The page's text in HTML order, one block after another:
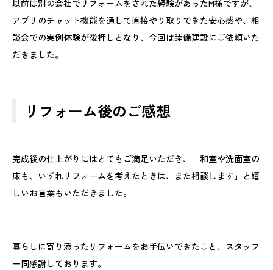
以前は別の会社でリフォームをされた経験があったM様ですが、
アプリのチャット機能を通して直接やり取りできた安心感や、相
談会での実例体験が後押しとなり、今回は睦備建設にご依頼いた
だきました。
リフォーム後のご感想
完成後の仕上がりにはとてもご満足いただき、「和室や洗面室の
床も、いずれリフォームを考えたときは、また相談します」と嬉
しいお言葉もいただきました。
暮らしに寄り添ったリフォームをお手伝いできたこと、スタッフ
一同感謝しております。